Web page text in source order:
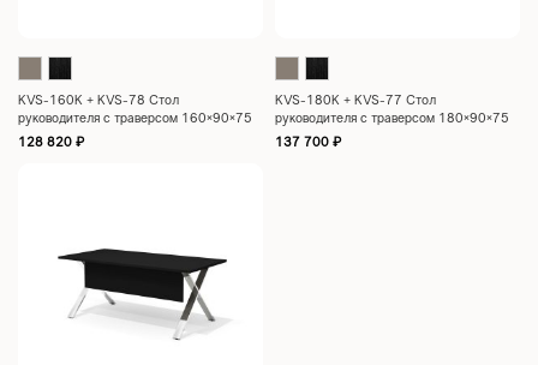
KVS-160K + KVS-78 Стол
руководителя с траверсом 160×90×75
128 820 ₽
KVS-180K + KVS-77 Стол
руководителя с траверсом 180×90×75
137 700 ₽